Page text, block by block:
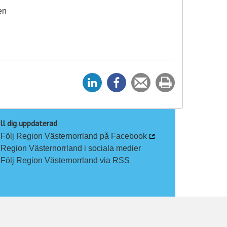
e
p
å
L
k
e
p
å
F
e
Tipsa
en
ut
dig uppdaterad
Följ Region Västernorrland på Facebook
Region Västernorrland i sociala medier
Följ Region Västernorrland via RSS